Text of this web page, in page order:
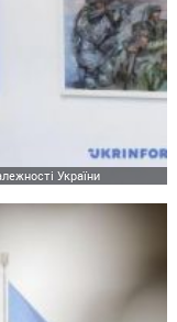
України